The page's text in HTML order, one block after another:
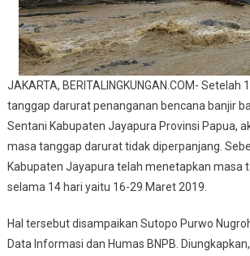
Pemulihan
JAKARTA, BERITALINGKUNGAN.COM- Setelah
tanggap darurat penanganan bencana banjir
Sentani Kabupaten Jayapura Provinsi Papua,
masa tanggap darurat tidak diperpanjang.
Kabupaten Jayapura telah menetapkan masa
selama 14 hari yaitu 16-29 Maret 2019.
Hal tersebut disampaikan Sutopo Purwo
Data Informasi dan Humas BNPB.